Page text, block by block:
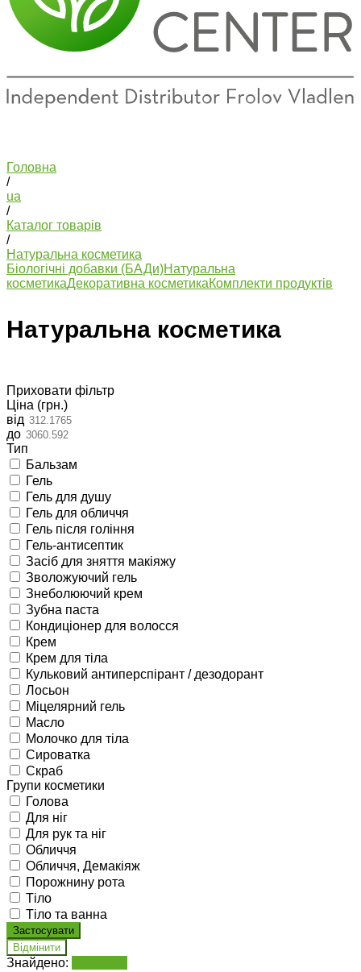
Головна
/
ua
/
Каталог товарів
/
Натуральна косметика
Біологічні добавки (БАДи)Натуральна
косметикаДекоративна косметикаКомплекти продуктів
Натуральна косметика
Приховати фільтр
Ціна (грн.)
від
до
Тип
Бальзам
Гель
Гель для душу
Гель для обличчя
Гель після гоління
Гель-антисептик
Засіб для зняття макіяжу
Зволожуючий гель
Знеболюючий крем
Зубна паста
Кондиціонер для волосся
Крем
Крем для тіла
Кульковий антиперспірант / дезодорант
Лосьон
Міцелярний гель
Масло
Молочко для тіла
Сироватка
Скраб
Групи косметики
Голова
Для ніг
Для рук та ніг
Обличчя
Обличчя, Демакіяж
Порожнину рота
Тіло
Тіло та ванна
Знайдено: